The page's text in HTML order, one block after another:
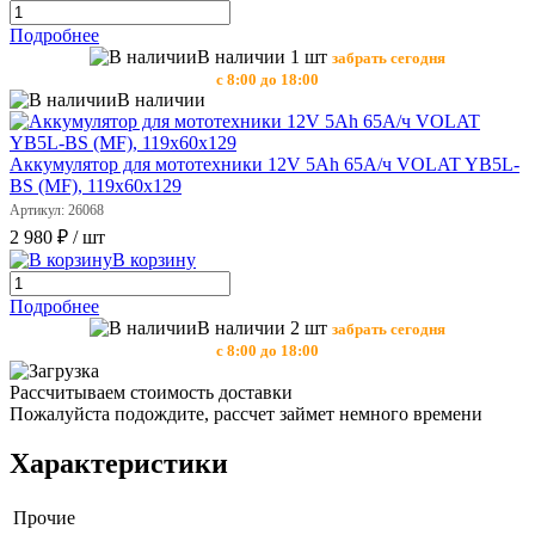
Подробнее
В наличии 1 шт забрать сегодня
с 8:00 до 18:00
В наличии
Аккумулятор для мототехники 12V 5Ah 65А/ч VOLAT YB5L-
BS (MF), 119х60х129
Артикул: 26068
2 980 ₽ / шт
В корзину
Подробнее
В наличии 2 шт забрать сегодня
с 8:00 до 18:00
Рассчитываем стоимость доставки
Пожалуйста подождите, рассчет займет немного времени
Характеристики
Прочие